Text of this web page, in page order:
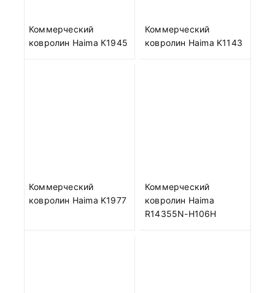
Коммерческий
ковролин Haima К1945
Коммерческий
ковролин Haima K1143
Коммерческий
ковролин Haima K1977
Коммерческий
ковролин Haima
R14355N-H106H